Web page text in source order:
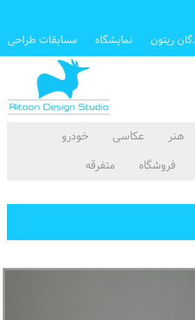
ریتون نمایشگاه مسابقات طراحی
هنر عکاسی
خودرو
فروشگاه متفرقه